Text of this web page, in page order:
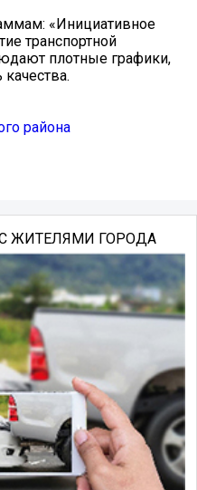
«Инициативное
транспортной
плотные графики,
района
ЖИТЕЛЯМИ ГОРОДА